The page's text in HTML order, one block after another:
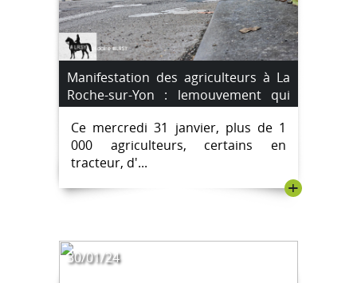
Manifestation des agriculteurs à La
Roche-sur-Yon : lemouvement qui
prend de l'ampleur avec plus de 1
000 participants.
Ce mercredi 31 janvier, plus de 1
000 agriculteurs, certains en
tracteur, d'...
+
30/01/24